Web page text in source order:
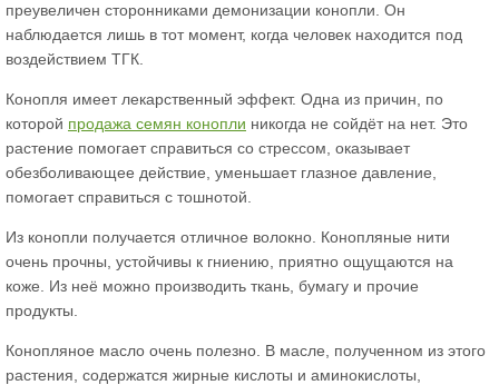
преувеличен сторонниками демонизации конопли. Он
наблюдается лишь в тот момент, когда человек находится под
воздействием ТГК.
Конопля имеет лекарственный эффект. Одна из причин, по
которой продажа семян конопли никогда не сойдёт на нет. Это
растение помогает справиться со стрессом, оказывает
обезболивающее действие, уменьшает глазное давление,
помогает справиться с тошнотой.
Из конопли получается отличное волокно. Конопляные нити
очень прочны, устойчивы к гниению, приятно ощущаются на
коже. Из неё можно производить ткань, бумагу и прочие
продукты.
Конопляное масло очень полезно. В масле, полученном из этого
растения, содержатся жирные кислоты и аминокислоты,